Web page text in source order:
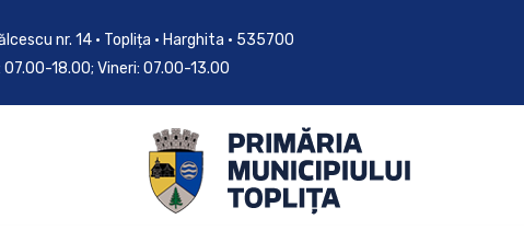
nr. 14 • Toplița • Harghita • 535700
18.00; Vineri: 07.00-13.00